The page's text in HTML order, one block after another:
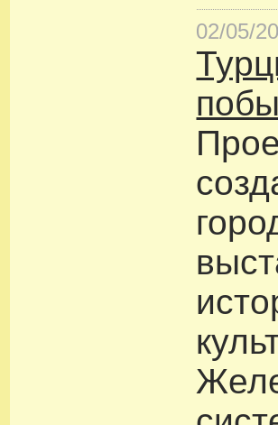
02/05/